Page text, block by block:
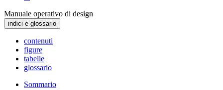
Manuale operativo di design
indici e glossario
contenuti
figure
tabelle
glossario
Sommario